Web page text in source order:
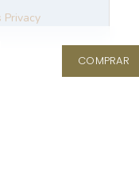
COMPRAR